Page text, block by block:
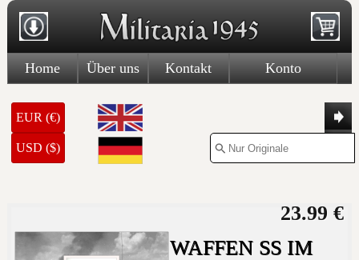
Home Über uns Kontakt Konto
EUR (€)
USD ($)
23.99 €
WAFFEN SS IM